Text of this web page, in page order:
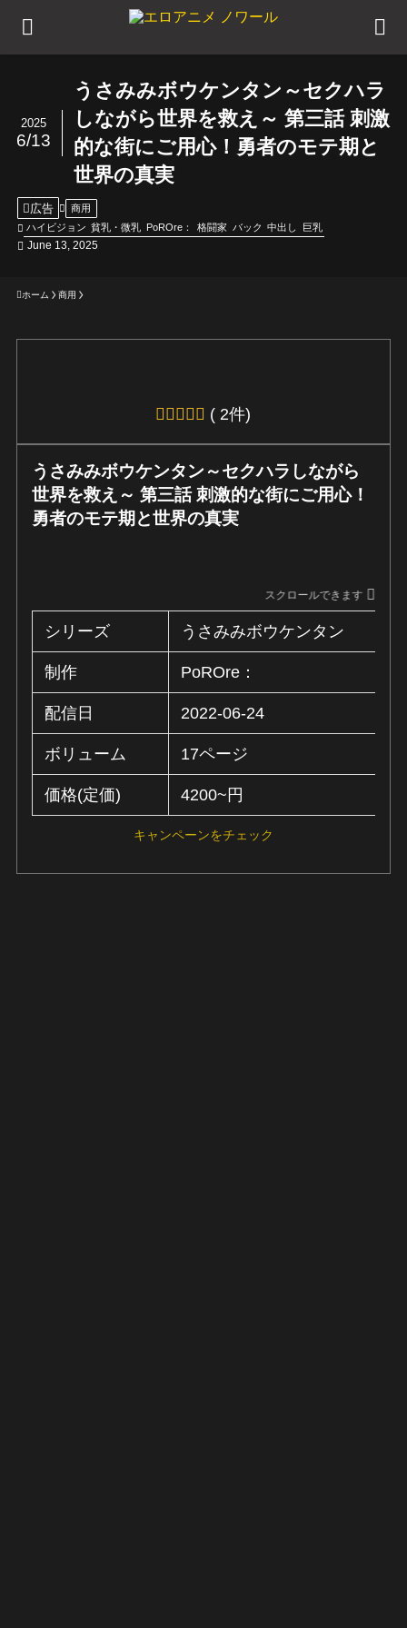
うさみみボウケンタン～セクハラ
しながら世界を救え～ 第三話 刺激
的な街にご用心！勇者のモテ期と
世界の真実
2025
6/13
広告
商用
ハイビジョン 貧乳・微乳 PoROre： 格闘家 バック 中出し 巨乳
June 13, 2025
ホーム 商用
( 2件)
うさみみボウケンタン～セクハラしながら
世界を救え～ 第三話 刺激的な街にご用心！
勇者のモテ期と世界の真実
スクロールできます
シリーズ うさみみボウケンタン
制作 PoROre：
配信日 2022-06-24
ボリューム 17ページ
価格(定価) 4200~円
キャンペーンをチェック